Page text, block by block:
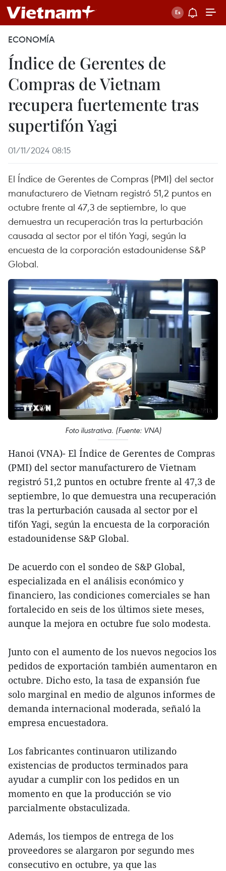
ECONOMÍA
Índice de Gerentes de
Compras de Vietnam
recupera fuertemente tras
supertifón Yagi
01/11/2024 08:15
El Índice de Gerentes de Compras (PMI) del sector
manufacturero de Vietnam registró 51,2 puntos en
octubre frente al 47,3 de septiembre, lo que
demuestra un recuperación tras la perturbación
causada al sector por el tifón Yagi, según la
encuesta de la corporación estadounidense S&P
Global.
Foto ilustrativa. (Fuente: VNA)
Hanoi (VNA)- El Índice de Gerentes de Compras
(PMI) del sector manufacturero de Vietnam
registró 51,2 puntos en octubre frente al 47,3 de
septiembre, lo que demuestra una recuperación
tras la perturbación causada al sector por el
tifón Yagi, según la encuesta de la corporación
estadounidense S&P Global.
De acuerdo con el sondeo de S&P Global,
especializada en el análisis económico y
financiero, las condiciones comerciales se han
fortalecido en seis de los últimos siete meses,
aunque la mejora en octubre fue solo modesta.
Junto con el aumento de los nuevos negocios los
pedidos de exportación también aumentaron en
octubre. Dicho esto, la tasa de expansión fue
solo marginal en medio de algunos informes de
demanda internacional moderada, señaló la
empresa encuestadora.
Los fabricantes continuaron utilizando
existencias de productos terminados para
ayudar a cumplir con los pedidos en un
momento en que la producción se vio
parcialmente obstaculizada.
Además, los tiempos de entrega de los
proveedores se alargaron por segundo mes
consecutivo en octubre, ya que las